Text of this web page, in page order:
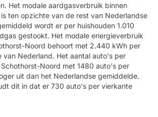
Het modale aardgasverbruik binnen
ten opzichte van de rest van Nederlandse
wordt er per huishouden 1.010
gestookt. Het modale energieverbruik
Noord behoort met 2.440 kWh per
van Nederland. Het aantal auto's per
Noord met 1480 auto's per
uit dan het Nederlandse gemiddelde.
dit in dat er 730 auto's per vierkante